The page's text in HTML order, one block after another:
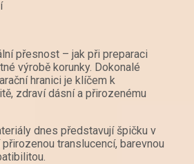
přesnost – jak při preparaci
výrobě korunky. Dokonalé
hranici je klíčem k
zdraví dásní a přirozenému
dnes představují špičku v
translucencí, barevnou